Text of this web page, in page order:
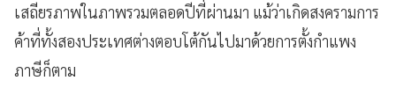
เสถียรภาพในภาพรวมตลอดปีที่ผ่านมา แม้ว่าเกิดสงครามการ
ค้าที่ทั้งสองประเทศต่างตอบโต้กันไปมาด้วยการตั้งกำแพง
ภาษีก็ตาม